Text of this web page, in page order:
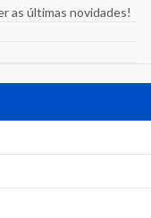
as últimas novidades!